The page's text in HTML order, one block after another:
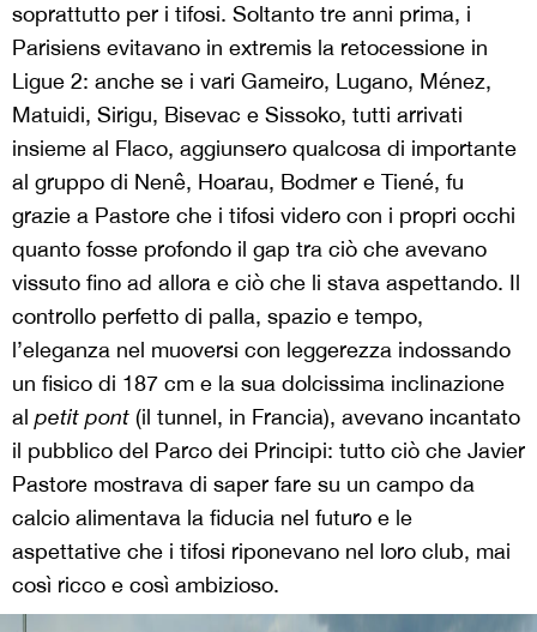
soprattutto per i tifosi. Soltanto tre anni prima, i
Parisiens evitavano in extremis la retocessione in
Ligue 2: anche se i vari Gameiro, Lugano, Ménez,
Matuidi, Sirigu, Bisevac e Sissoko, tutti arrivati
insieme al Flaco, aggiunsero qualcosa di importante
al gruppo di Nenê, Hoarau, Bodmer e Tiené, fu
grazie a Pastore che i tifosi videro con i propri occhi
quanto fosse profondo il gap tra ciò che avevano
vissuto fino ad allora e ciò che li stava aspettando. Il
controllo perfetto di palla, spazio e tempo,
l’eleganza nel muoversi con leggerezza indossando
un fisico di 187 cm e la sua dolcissima inclinazione
al petit pont (il tunnel, in Francia), avevano incantato
il pubblico del Parco dei Principi: tutto ciò che Javier
Pastore mostrava di saper fare su un campo da
calcio alimentava la fiducia nel futuro e le
aspettative che i tifosi riponevano nel loro club, mai
così ricco e così ambizioso.